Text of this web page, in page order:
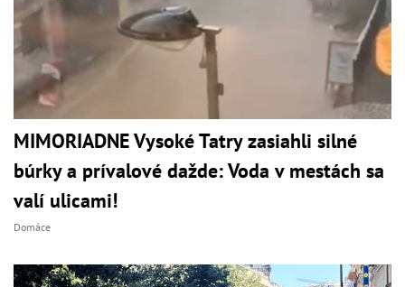
MIMORIADNE Vysoké Tatry zasiahli silné
búrky a prívalové dažde: Voda v mestách sa
valí ulicami!
Domáce